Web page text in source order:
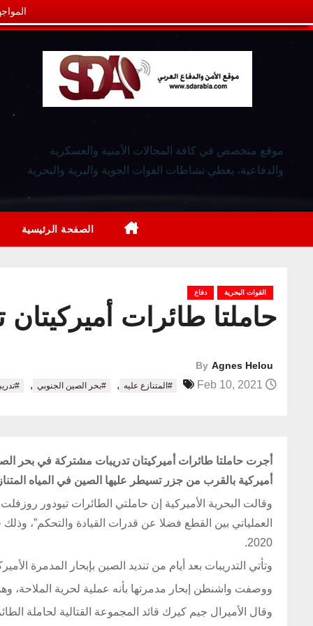
موقع متخصص في كافة المجالات الأمنية والعسكرية
والدفاعية، يغطي نشاطات القوات الجوية والبرية والبحرية
الصفحة الرئيسية
القوات البحرية دفاع
حاملتا طائرات
By Agnes Helou
#المتنازع عليه , #بحر الصين الجنوبي ,
أميركية بالقرب من جزر تسيطر عليها الصين في المياه
وقالت البحرية الأميركية إن حاملتي الطائرات تيودور روزفلت
العملياتي بين القطع فضلا عن قدرات القيادة والتحكم”،
2020.
وتأتي التدريبات بعد أيام من تنديد الصين بإبحار المدمرة
ووصفت واشنطن إبحار مدمرتها بأنه عملية لحرية الملاحة،
وقال الأميرال جيم كيرك قائد المجموعة القتالية لحاملة